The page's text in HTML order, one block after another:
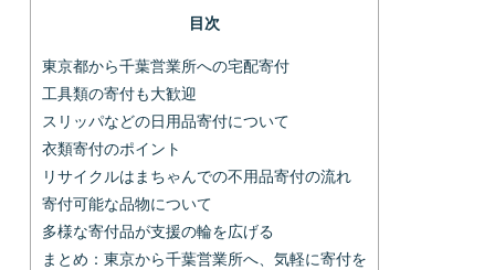
目次
東京都から千葉営業所への宅配寄付
工具類の寄付も大歓迎
スリッパなどの日用品寄付について
衣類寄付のポイント
リサイクルはまちゃんでの不用品寄付の流れ
寄付可能な品物について
多様な寄付品が支援の輪を広げる
まとめ：東京から千葉営業所へ、気軽に寄付を